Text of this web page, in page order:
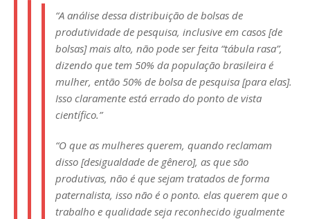
“A análise dessa distribuição de bolsas de
produtividade de pesquisa, inclusive em casos [de
bolsas] mais alto, não pode ser feita “tábula rasa”,
dizendo que tem 50% da população brasileira é
mulher, então 50% de bolsa de pesquisa [para elas].
Isso claramente está errado do ponto de vista
científico.”
“O que as mulheres querem, quando reclamam
disso [desigualdade de gênero], as que são
produtivas, não é que sejam tratados de forma
paternalista, isso não é o ponto. elas querem que o
trabalho e qualidade seja reconhecido igualmente